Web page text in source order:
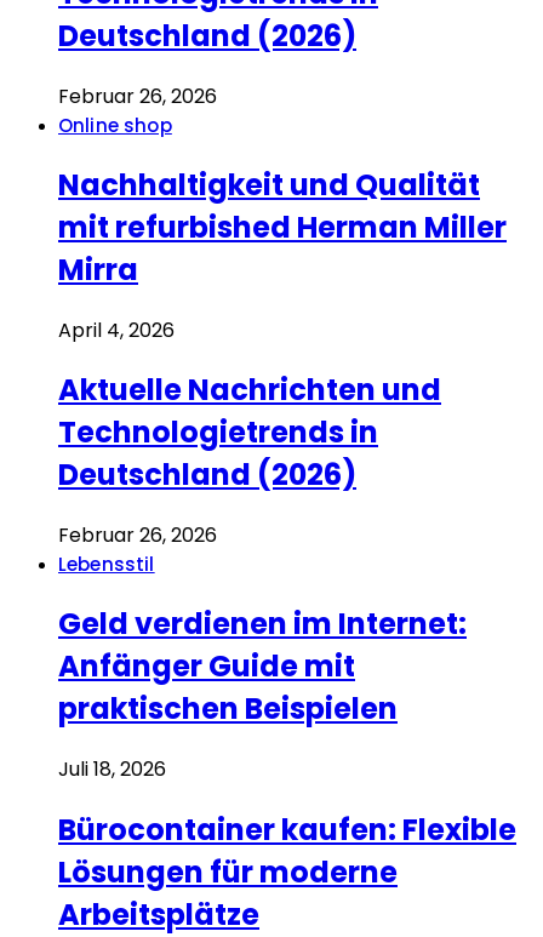
Deutschland (2026)
Februar 26, 2026
Online shop
Nachhaltigkeit und Qualität
mit refurbished Herman Miller
Mirra
April 4, 2026
Aktuelle Nachrichten und
Technologietrends in
Deutschland (2026)
Februar 26, 2026
Lebensstil
Geld verdienen im Internet:
Anfänger Guide mit
praktischen Beispielen
Juli 18, 2026
Bürocontainer kaufen: Flexible
Lösungen für moderne
Arbeitsplätze